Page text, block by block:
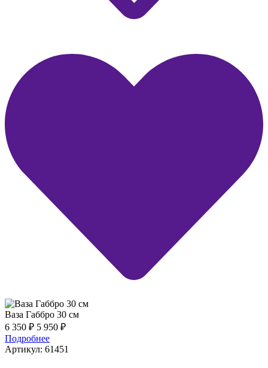
Ваза Габбро 30 см
6 350 ₽ 5 950 ₽
Подробнее
Артикул: 61451